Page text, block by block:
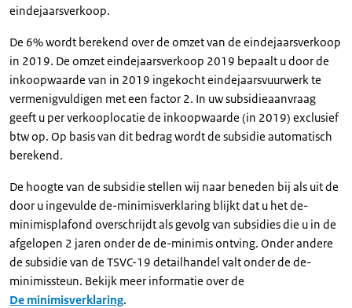
eindejaarsverkoop.
De 6% wordt berekend over de omzet van de eindejaarsverkoop
in 2019. De omzet eindejaarsverkoop 2019 bepaalt u door de
inkoopwaarde van in 2019 ingekocht eindejaarsvuurwerk te
vermenigvuldigen met een factor 2. In uw subsidieaanvraag
geeft u per verkooplocatie de inkoopwaarde (in 2019) exclusief
btw op. Op basis van dit bedrag wordt de subsidie automatisch
berekend.
De hoogte van de subsidie stellen wij naar beneden bij als uit de
door u ingevulde de-minimisverklaring blijkt dat u het de-
minimisplafond overschrijdt als gevolg van subsidies die u in de
afgelopen 2 jaren onder de de-minimis ontving. Onder andere
de subsidie van de TSVC-19 detailhandel valt onder de de-
minimissteun. Bekijk meer informatie over de
De minimisverklaring.